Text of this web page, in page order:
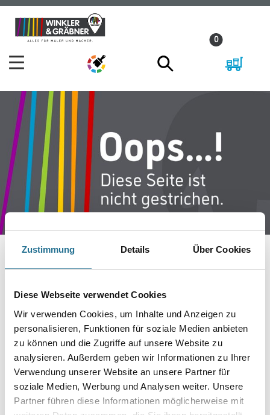
Zustimmung Details Über Cookies
Diese Webseite verwendet Cookies
Wir verwenden Cookies, um Inhalte und Anzeigen zu
personalisieren, Funktionen für soziale Medien anbieten
zu können und die Zugriffe auf unsere Website zu
analysieren. Außerdem geben wir Informationen zu Ihrer
Verwendung unserer Website an unsere Partner für
soziale Medien, Werbung und Analysen weiter. Unsere
Partner führen diese Informationen möglicherweise mit
Zum
Inhalt
Zum
Navigationsmenü
0
IST AUFGETRETEN
Keine Sorge, wir pinseln schon an der Lösung und
werden das Problem so schnell wie möglich beheben.
Erkunden Sie in der Zwischenzeit unseren Online-Shop
und lassen Sie sich inspirieren.
ZURÜCK ZUM ONLINE-SHOP